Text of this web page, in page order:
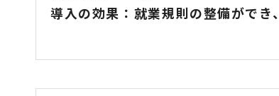
導入の効果：就業規則の整備ができ、